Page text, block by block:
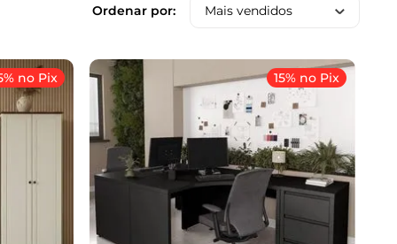
Mais vendidos
no Pix 15% no Pix